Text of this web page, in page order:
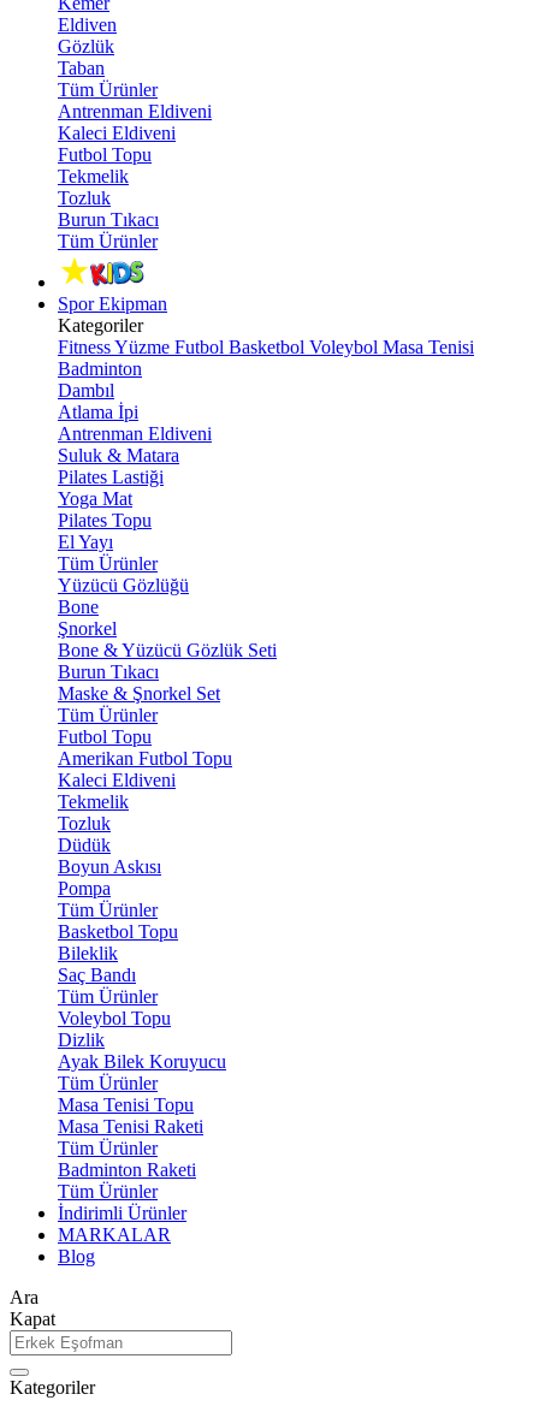
Eldiven
Gözlük
Taban
Tüm Ürünler
Antrenman Eldiveni
Kaleci Eldiveni
Futbol Topu
Tekmelik
Tozluk
Burun Tıkacı
Tüm Ürünler
Spor Ekipman
Kategoriler
FitnessYüzme Futbol Basketbol Voleybol Masa Tenisi
Badminton
Dambıl
Atlama İpi
Antrenman Eldiveni
Suluk & Matara
Pilates Lastiği
Yoga Mat
Pilates Topu
El Yayı
Tüm Ürünler
Yüzücü Gözlüğü
Bone
Şnorkel
Bone & Yüzücü Gözlük Seti
Burun Tıkacı
Maske & Şnorkel Set
Tüm Ürünler
Futbol Topu
Amerikan Futbol Topu
Kaleci Eldiveni
Tekmelik
Tozluk
Düdük
Boyun Askısı
Pompa
Tüm Ürünler
Basketbol Topu
Bileklik
Saç Bandı
Tüm Ürünler
Voleybol Topu
Dizlik
Ayak Bilek Koruyucu
Tüm Ürünler
Masa Tenisi Topu
Masa Tenisi Raketi
Tüm Ürünler
Badminton Raketi
Tüm Ürünler
İndirimli Ürünler
MARKALAR
Blog
Ara
Kapat
Kategoriler